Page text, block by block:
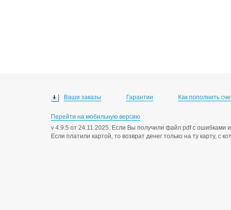
Ваши заказы Гарантии Как пополнить
Перейти на мобильную версию
v 4.9.5 от 24.11.2025. Если Вы получили файл pdf с ошибками
Если платили картой, то возврат денег только на ту карту, с